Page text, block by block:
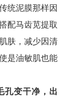
统泥膜那样因
配马齿苋提取
肤，减少因清
是油敏肌也能
孔变干净，出